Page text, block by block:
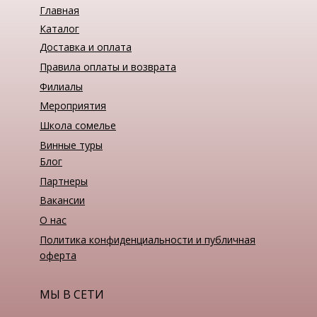
Главная
Каталог
Доставка и оплата
Правила оплаты и возврата
Филиалы
Мероприятия
Школа сомелье
Винные туры
Блог
О нас
Партнеры
Вакансии
Политика конфиденциальности и публичная
оферта
МЫ В СЕТИ